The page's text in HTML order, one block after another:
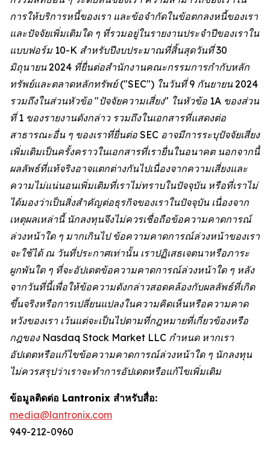
การให้บริการหนี้ของเรา และข้อจำกัดในข้อตกลงหนี้ของเรา
และปัจจัยเพิ่มเติมใด ๆ ที่รวมอยู่ในรายงานประจำปีของเราใน
แบบฟอร์ม 10-K สำหรับปีงบประมาณที่สิ้นสุดวันที่ 30
มิถุนายน 2024 ที่ยื่นต่อสำนักงานคณะกรรมการกำกับหลัก
ทรัพย์และตลาดหลักทรัพย์ ("SEC") ในวันที่ 9 กันยายน 2024
รวมถึงในส่วนหัวข้อ "ปัจจัยความเสี่ยง" ในหัวข้อ 1A ของส่วน
ที่ 1 ของรายงานดังกล่าว รวมถึงในเอกสารที่แสดงต่อ
สาธารณะอื่น ๆ ของเราที่ยื่นต่อ SEC อาจมีการระบุปัจจัยเสี่ยง
เพิ่มเติมเป็นครั้งคราวในเอกสารที่เรายื่นในอนาคต นอกจากนี้
ผลลัพธ์ที่แท้จริงอาจแตกต่างกันไปเนื่องจากความเสี่ยงและ
ความไม่แน่นอนเพิ่มเติมที่เราไม่ทราบในปัจจุบัน หรือที่เราไม่
ได้มองว่าเป็นสิ่งสำคัญต่อธุรกิจของเราในปัจจุบัน เนื่องจาก
เหตุผลเหล่านี้ นักลงทุนจึงไม่ควรเชื่อถือข้อความคาดการณ์
ล่วงหน้าใด ๆ มากเกินไป ข้อความคาดการณ์ล่วงหน้าของเรา
จะใช้ได้ ณ วันที่ประกาศเท่านั้น เราปฏิเสธเจตนาหรือภาระ
ผูกพันใด ๆ ที่จะอัปเดตข้อความคาดการณ์ล่วงหน้าใด ๆ หลัง
จากวันที่นี้เพื่อให้ข้อความดังกล่าวสอดคล้องกับผลลัพธ์ที่เกิด
ขึ้นจริงหรือการเปลี่ยนแปลงในความคิดเห็นหรือความคาด
หวังของเรา เว้นแต่จะเป็นไปตามที่กฎหมายที่เกี่ยวข้องหรือ
กฎของ Nasdaq Stock Market LLC กำหนด หากเรา
อัปเดตหรือแก้ไขข้อความคาดการณ์ล่วงหน้าใด ๆ นักลงทุน
ไม่ควรสรุปว่าเราจะทำการอัปเดตหรือแก้ไขเพิ่มเติม
ข้อมูลติดต่อ Lantronix สำหรับสื่อ:
media@lantronix.com
949-212-0960